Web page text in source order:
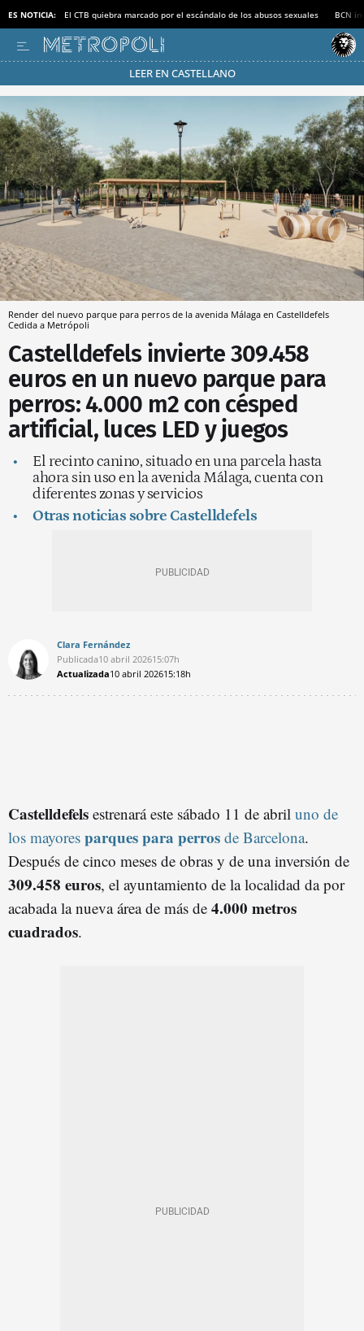
ES NOTICIA: El CTB quiebra marcado por el escándalo de los abusos sexuales BCN
LEER EN CASTELLANO
Pásate al MODO AHORRO
Render del nuevo parque para perros de la avenida Málaga en Castelldefels
Cedida a Metrópoli
Castelldefels invierte 309.458
euros en un nuevo parque para
perros: 4.000 m2 con césped
artificial, luces LED y juegos
El recinto canino, situado en una parcela hasta
ahora sin uso en la avenida Málaga, cuenta con
diferentes zonas y servicios
Otras noticias sobre Castelldefels
Clara Fernández
Publicada10 abril 202615:07h
Actualizada10 abril 202615:18h
Castelldefels estrenará este sábado 11 de abril uno de
los mayores parques para perros de Barcelona.
Después de cinco meses de obras y de una inversión de
309.458 euros, el ayuntamiento de la localidad da por
acabada la nueva área de más de 4.000 metros
cuadrados.